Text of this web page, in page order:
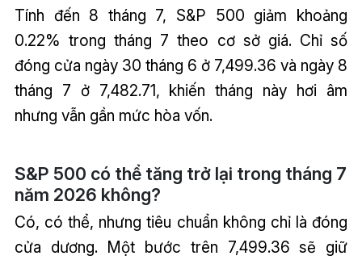
Tính đến 8 tháng 7, S&P 500 giảm khoảng
0.22% trong tháng 7 theo cơ sở giá. Chỉ số
đóng cửa ngày 30 tháng 6 ở 7,499.36 và ngày 8
tháng 7 ở 7,482.71, khiến tháng này hơi âm
nhưng vẫn gần mức hòa vốn.
S&P 500 có thể tăng trở lại trong tháng 7
năm 2026 không?
Có, có thể, nhưng tiêu chuẩn không chỉ là đóng
cửa dương. Một bước trên 7,499.36 sẽ giữ